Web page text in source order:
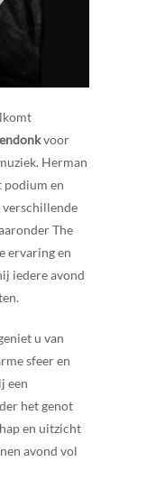
voor
Herman
podium en
verschillende
The
ervaring en
iedere avond
u van
sfeer en
een
het genot
en uitzicht
avond vol